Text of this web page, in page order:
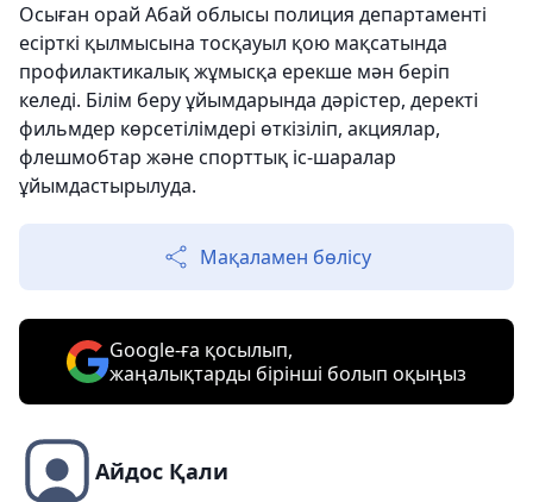
Осыған орай Абай облысы полиция департаменті
есірткі қылмысына тосқауыл қою мақсатында
профилактикалық жұмысқа ерекше мән беріп
келеді. Білім беру ұйымдарында дәрістер, деректі
фильмдер көрсетілімдері өткізіліп, акциялар,
флешмобтар және спорттық іс-шаралар
ұйымдастырылуда.
Мақаламен бөлісу
Google-ға қосылып,
жаңалықтарды бірінші болып оқыңыз
Айдос Қали